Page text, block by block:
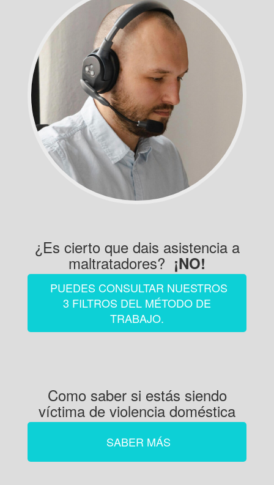
¿Es cierto que dais asistencia a
maltratadores? ¡NO!
PUEDES CONSULTAR NUESTROS
3 FILTROS DEL MÉTODO DE
TRABAJO.
Como saber si estás siendo
víctima de violencia doméstica
SABER MÁS